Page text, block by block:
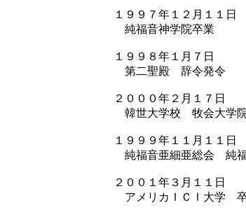
１９９７年１２月１１日
純福音神学院卒業
１９９８年１月７日
第二聖殿 辞令発令
２０００年２月１７日
韓世大学校 牧会大学
１９９９年１１月１１日
純福音亜細亜総会 純
２００１年３月１１日
アメリカＩＣＩ大学